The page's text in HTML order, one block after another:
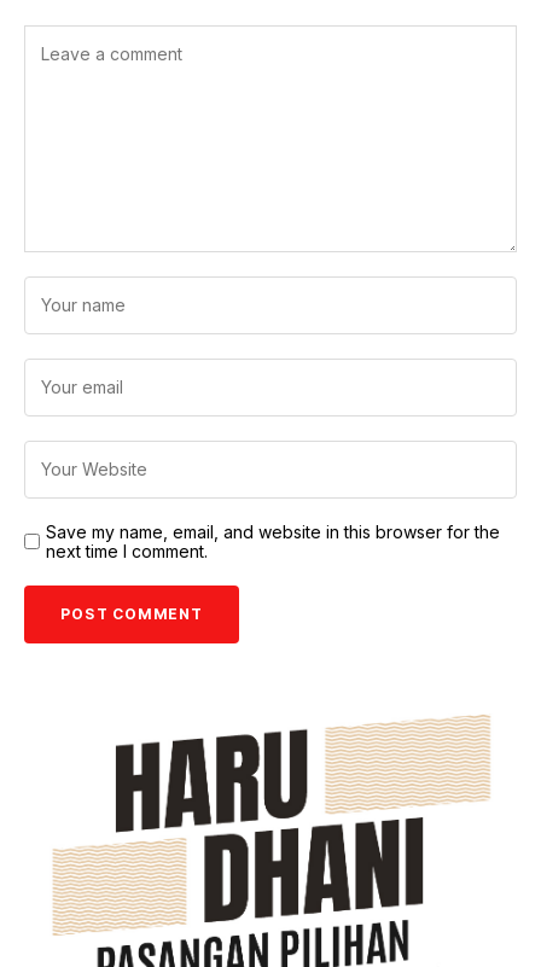
Save my name, email, and website in this browser for the
next time I comment.